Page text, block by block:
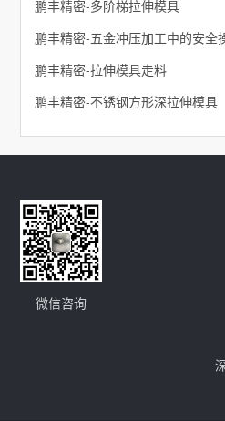
鹏丰精密-多阶梯拉伸模具
鹏丰精密-五金冲压加工中的安全
鹏丰精密-拉伸模具走料
鹏丰精密-不锈钢方形深拉伸模具
微信咨询